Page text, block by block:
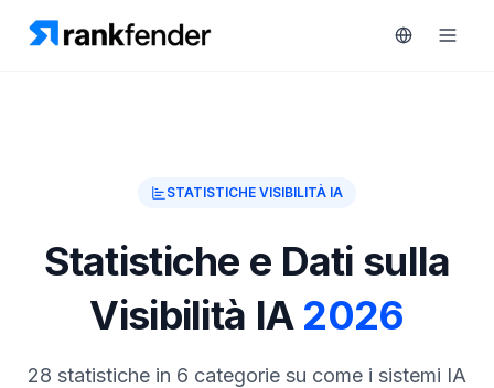
MONITORA
Engine
gratuiti
STATISTICHE VISIBILITÀ IA
Statistiche e Dati sulla
Visibilità IA 2026
28 statistiche in 6 categorie su come i sistemi IA